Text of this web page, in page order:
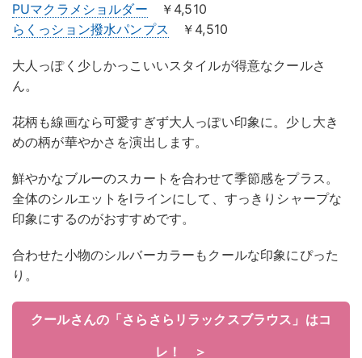
PUマクラメショルダー ￥4,510
らくっション撥水パンプス ￥4,510
大人っぽく少しかっこいいスタイルが得意なクールさ
ん。
花柄も線画なら可愛すぎず大人っぽい印象に。少し大き
めの柄が華やかさを演出します。
鮮やかなブルーのスカートを合わせて季節感をプラス。
全体のシルエットをIラインにして、すっきりシャープな
印象にするのがおすすめです。
合わせた小物のシルバーカラーもクールな印象にぴった
り。
クールさんの「さらさらリラックスブラウス」はコ
レ！ ＞